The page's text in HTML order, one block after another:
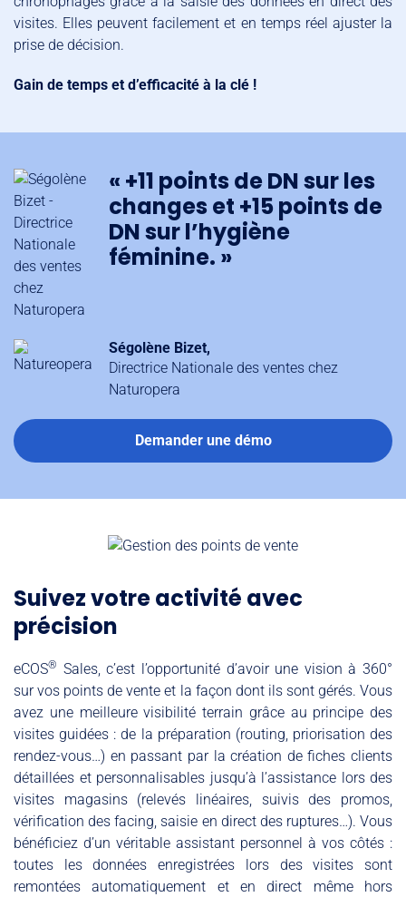
visites. Elles peuvent facilement et en temps réel ajuster la
prise de décision.
Gain de temps et d’efficacité à la clé !
« +11 points de DN sur les
changes et +15 points de
DN sur l’hygiène
féminine. »
Ségolène Bizet,
Directrice Nationale des ventes chez
Naturopera
Demander une démo
Suivez votre activité avec
précision
eCOS® Sales, c’est l’opportunité d’avoir une vision à 360°
sur vos points de vente et la façon dont ils sont gérés. Vous
avez une meilleure visibilité terrain grâce au principe des
visites guidées : de la préparation (routing, priorisation des
rendez-vous…) en passant par la création de fiches clients
détaillées et personnalisables jusqu’à l’assistance lors des
visites magasins (relevés linéaires, suivis des promos,
vérification des facing, saisie en direct des ruptures…). Vous
bénéficiez d’un véritable assistant personnel à vos côtés :
toutes les données enregistrées lors des visites sont
remontées automatiquement et en direct même hors